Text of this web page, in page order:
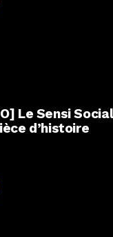
Le Sensi
d’histoire